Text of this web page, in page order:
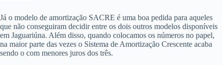
Já o modelo de amortização SACRE é uma boa pedida para aqueles
que não conseguiram decidir entre os dois outros modelos disponíveis
em Jaguariúna. Além disso, quando colocamos os números no papel,
na maior parte das vezes o Sistema de Amortização Crescente acaba
sendo o com menores juros dos três.